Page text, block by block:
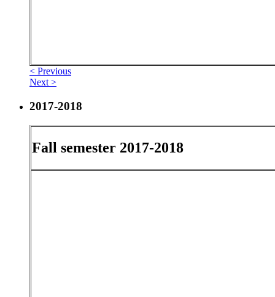
< Previous
Next >
2017-2018
Fall semester 2017-2018